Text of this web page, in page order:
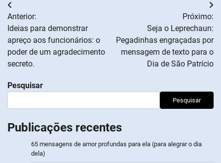
Navegação
de
artigos
Anterior:
Ideias para demonstrar
apreço aos funcionários: o
poder de um agradecimento
secreto.
Próximo:
Seja o Leprechaun:
Pegadinhas engraçadas por
mensagem de texto para o
Dia de São Patrício
Pesquisar
Pesquisar
Publicações recentes
65 mensagens de amor profundas para ela (para alegrar o dia
dela)